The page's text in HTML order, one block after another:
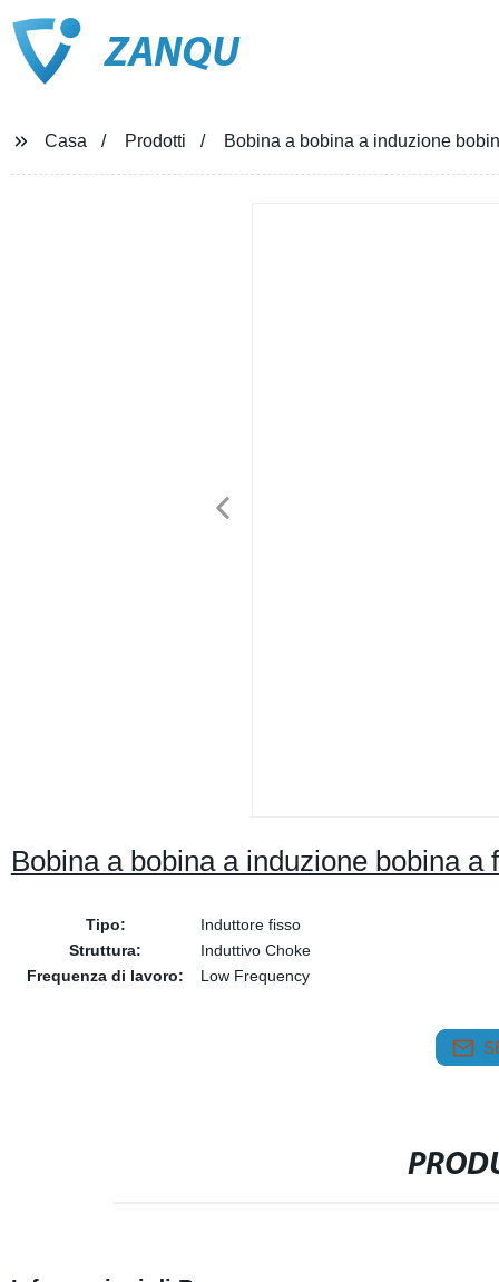
ZANQU
Casa Prodotti Bobina a bobina a induzione
Bobina a bobina a induzione bobina
Tipo:
Induttore fisso
Struttura:
Induttivo Choke
Frequenza di lavoro:
Low Frequency